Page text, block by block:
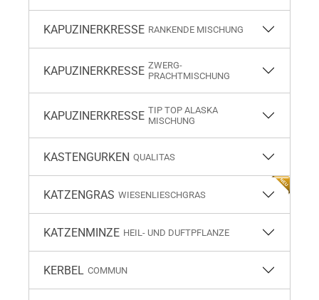
KAPUZINERKRESSE RANKENDE MISCHUNG
KAPUZINERKRESSE ZWERG-
PRACHTMISCHUNG
KAPUZINERKRESSE TIP TOP ALASKA
MISCHUNG
KASTENGURKEN QUALITAS
KATZENGRAS WIESENLIESCHGRAS
KATZENMINZE HEIL- UND DUFTPFLANZE
KERBEL COMMUN